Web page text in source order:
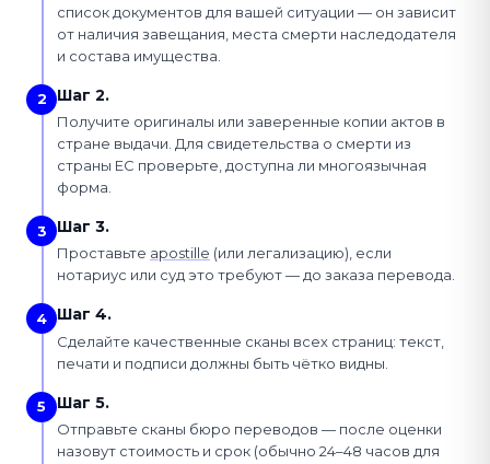
список документов для вашей ситуации — он зависит
от наличия завещания, места смерти наследодателя
и состава имущества.
2 Шаг 2.
Получите оригиналы или заверенные копии актов в
стране выдачи. Для свидетельства о смерти из
страны ЕС проверьте, доступна ли многоязычная
форма.
3 Шаг 3.
Проставьте apostille (или легализацию), если
нотариус или суд это требуют — до заказа перевода.
4 Шаг 4.
Сделайте качественные сканы всех страниц: текст,
печати и подписи должны быть чётко видны.
5 Шаг 5.
Отправьте сканы бюро переводов — после оценки
назовут стоимость и срок (обычно 24–48 часов для